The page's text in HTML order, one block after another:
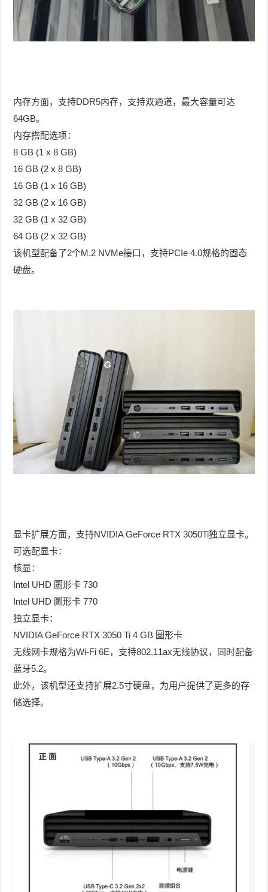
内存方面，支持DDR5内存，支持双通道，最大容量可达
64GB。
内存搭配选项：
8 GB (1 x 8 GB)
16 GB (2 x 8 GB)
16 GB (1 x 16 GB)
32 GB (2 x 16 GB)
32 GB (1 x 32 GB)
64 GB (2 x 32 GB)
该机型配备了2个M.2 NVMe接口，支持PCIe 4.0规格的固态
硬盘。
显卡扩展方面，支持NVIDIA GeForce RTX 3050Ti独立显卡。
可选配显卡：
核显：
Intel UHD 圖形卡 730
Intel UHD 圖形卡 770
独立显卡：
NVIDIA GeForce RTX 3050 Ti 4 GB 圖形卡
无线网卡规格为Wi-Fi 6E，支持802.11ax无线协议，同时配备
蓝牙5.2。
此外，该机型还支持扩展2.5寸硬盘，为用户提供了更多的存
储选择。